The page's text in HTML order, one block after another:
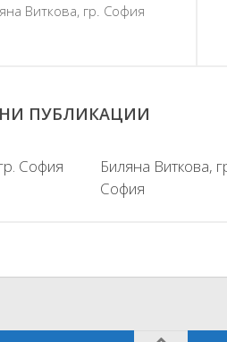
Виткова, гр. София
ПУБЛИКАЦИИ
София
Биляна Виткова,
София